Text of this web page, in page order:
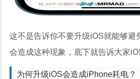
这不是告诉你不要升级iOS就能够避
会造成这种现象，底下就告诉大家
为何升级iOS会造成iPhone耗电？